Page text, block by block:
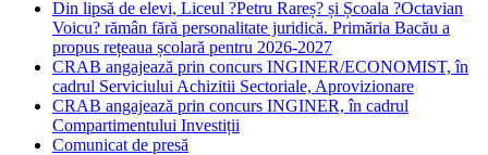
Din lipsă de elevi, Liceul ?Petru Rareș? și Școala ?Octavian
Voicu? rămân fără personalitate juridică. Primăria Bacău a
propus rețeaua școlară pentru 2026-2027
CRAB angajează prin concurs INGINER/ECONOMIST, în
cadrul Serviciului Achizitii Sectoriale, Aprovizionare
CRAB angajează prin concurs INGINER, în cadrul
Compartimentului Investiții
Comunicat de presă